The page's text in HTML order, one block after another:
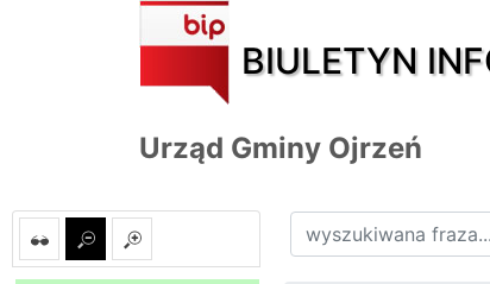
BIULETYN
Urząd Gminy Ojrzeń